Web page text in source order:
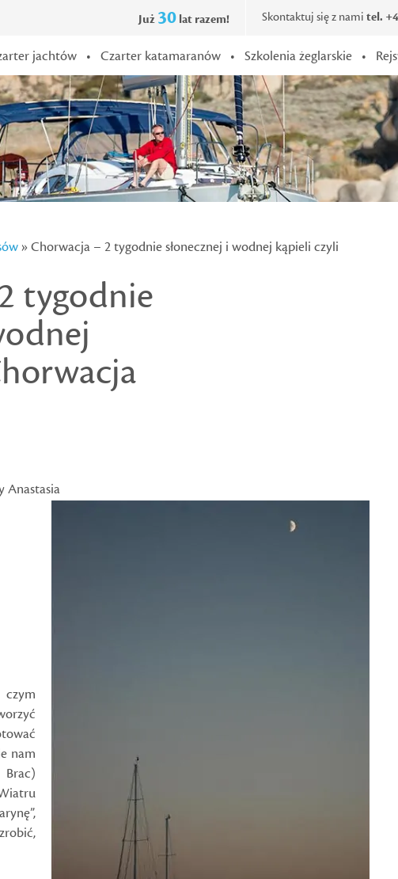
Skontaktuj się z nami tel.
Już 30 lat razem!
jachtów • Czarter katamaranów • Szkolenia żeglarskie •
» Chorwacja – 2 tygodnie słonecznej i wodnej kąpieli czyli
tygodnie
Anastasia
nam